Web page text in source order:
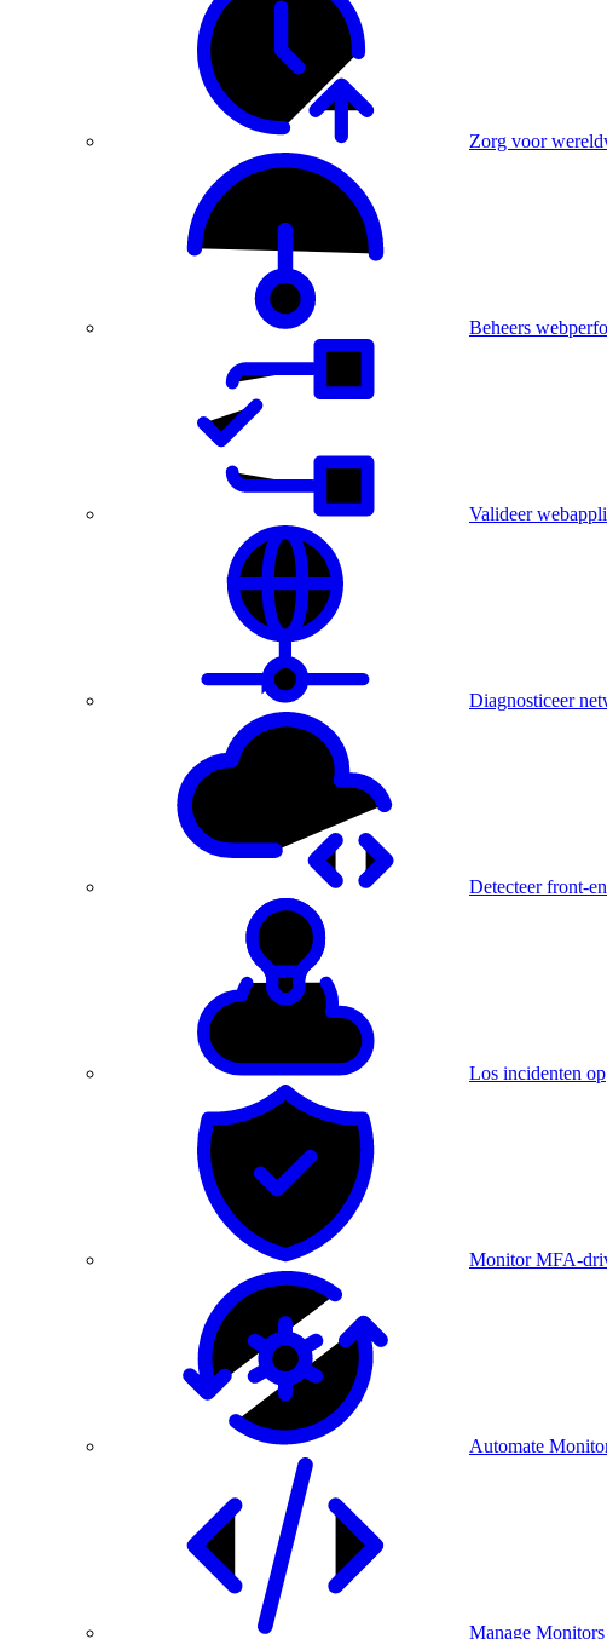
Zorg voor
Beheers
Valideer
Diagnosticeer
Detecteer front-
Los incidenten op
Monitor MFA-
Automate
Manage